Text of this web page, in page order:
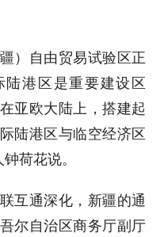
自由贸易试验区正
港区是重要建设区
亚欧大陆上，搭建起
陆港区与临空经济区
荷花说。
通深化，新疆的通
尔自治区商务厅副厅